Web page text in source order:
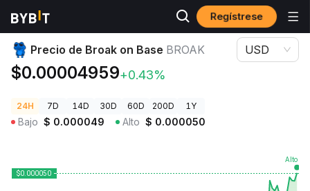
Regístrese
Precios de Criptomonedas Precio de Broak on Base BROAK
Precio de Broak on Base BROAK
$0.00004959+0.43%
USD
24H 7D 14D 30D 60D 200D 1Y
Bajo $ 0.000049 Alto $ 0.000050